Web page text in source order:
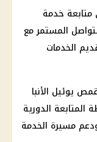
خدمة
المستمر مع
الخدمات
يوئيل الأنبا
المتابعة الدورية
مسيرة الخدمة